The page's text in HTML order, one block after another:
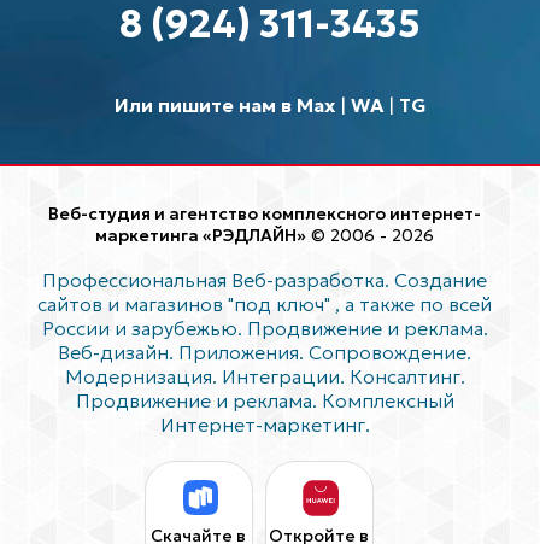
8 (924) 311-3435
Или пишите нам в Max| WA| TG
Веб-студия и агентство комплексного интернет-
маркетинга «РЭДЛАЙН» © 2006 - 2026
Профессиональная Веб-разработка. Создание
сайтов и магазинов "под ключ" , а также по всей
России и зарубежью. Продвижение и реклама.
Веб-дизайн. Приложения. Сопровождение.
Модернизация. Интеграции. Консалтинг.
Продвижение и реклама. Комплексный
Интернет-маркетинг.
Скачайте в Откройте в